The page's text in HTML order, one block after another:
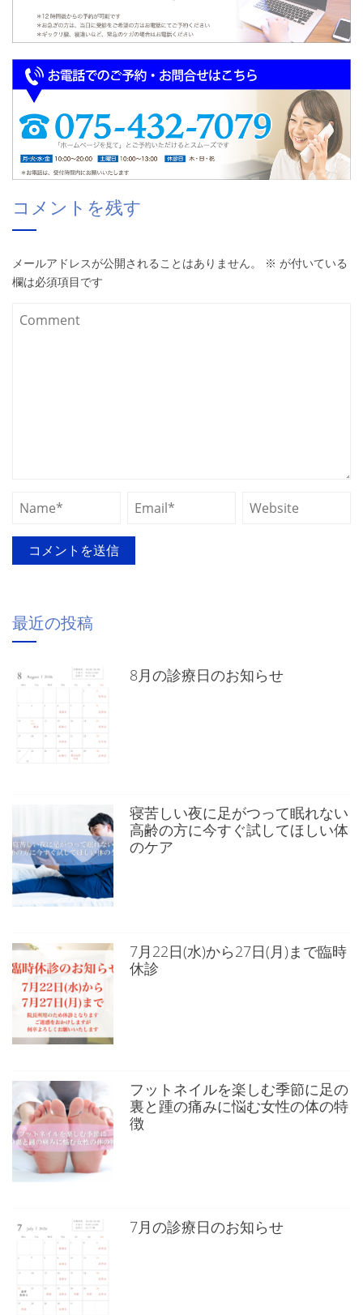
コメントを残す
メールアドレスが公開されることはありません。 ※ が付いている
欄は必須項目です
最近の投稿
8月の診療日のお知らせ
寝苦しい夜に足がつって眠れない
高齢の方に今すぐ試してほしい体
のケア
7月22日(水)から27日(月)まで臨時
休診
フットネイルを楽しむ季節に足の
裏と踵の痛みに悩む女性の体の特
徴
7月の診療日のお知らせ